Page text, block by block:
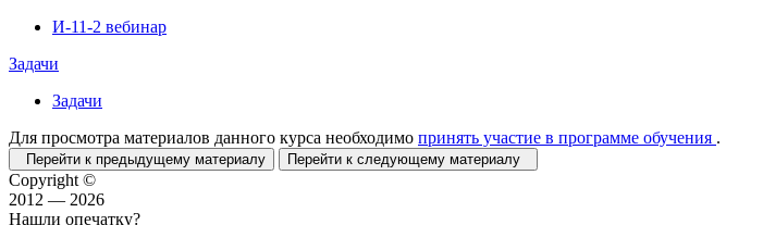
И-11-2 вебинар
Задачи
Задачи
Для просмотра материалов данного курса необходимо принять участие в программе обучения .
Перейти к предыдущему материалу Перейти к следующему материалу
Copyright ©
2012 — 2026
Нашли опечатку?